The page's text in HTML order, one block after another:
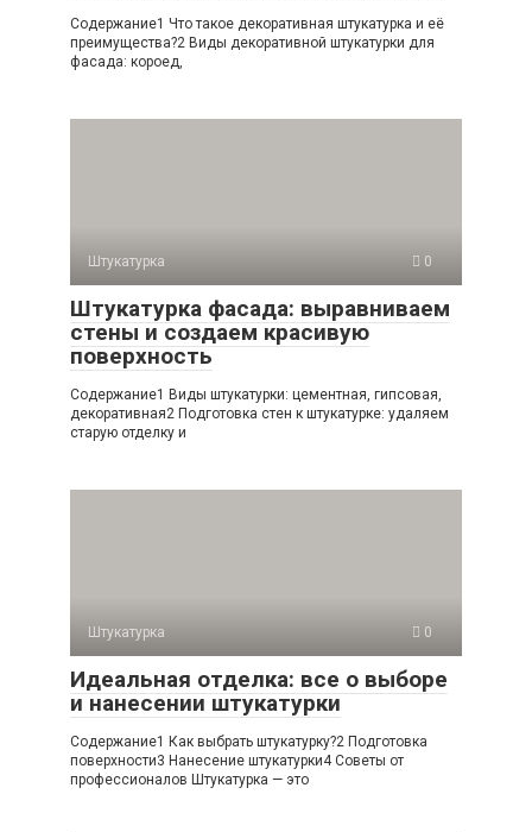
Содержание1 Что такое декоративная штукатурка и её
преимущества?2 Виды декоративной штукатурки для
фасада: короед,
Штукатурка 0
Штукатурка фасада: выравниваем
стены и создаем красивую
поверхность
Содержание1 Виды штукатурки: цементная, гипсовая,
декоративная2 Подготовка стен к штукатурке: удаляем
старую отделку и
Штукатурка 0
Идеальная отделка: все о выборе
и нанесении штукатурки
Содержание1 Как выбрать штукатурку?2 Подготовка
поверхности3 Нанесение штукатурки4 Советы от
профессионалов Штукатурка — это